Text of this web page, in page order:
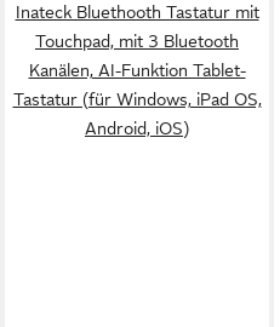
Inateck Bluethooth Tastatur mit
Touchpad, mit 3 Bluetooth
Kanälen, AI-Funktion Tablet-
Tastatur (für Windows, iPad OS,
Android, iOS)